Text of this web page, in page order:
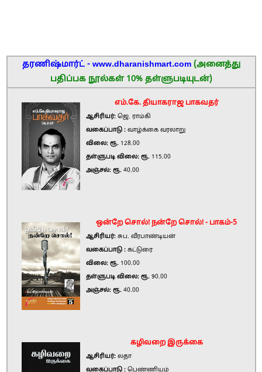
தரணிஷ்மார்ட் - www.dharanishmart.com (அனைத்து
பதிப்பக நூல்கள் 10% தள்ளுபடியுடன்)
எம்.கே. தியாகராஜ பாகவதர்
ஆசிரியர்: ஜெ. ராம்கி
வகைப்பாடு : வாழ்க்கை வரலாறு
விலை: ரூ. 128.00
தள்ளுபடி விலை: ரூ. 115.00
அஞ்சல்: ரூ. 40.00
ஒன்றே சொல்! நன்றே சொல்! - பாகம்-5
ஆசிரியர்: சுப. வீரபாண்டியன்
வகைப்பாடு : கட்டுரை
விலை: ரூ. 100.00
தள்ளுபடி விலை: ரூ. 90.00
அஞ்சல்: ரூ. 40.00
கழிவறை இருக்கை
ஆசிரியர்: லதா
வகைப்பாடு : பெண்ணியம்